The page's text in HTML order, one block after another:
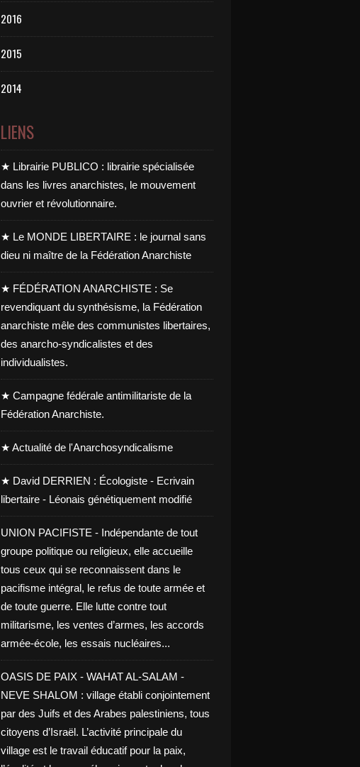
2016
2015
2014
LIENS
★ Librairie PUBLICO : librairie spécialisée
dans les livres anarchistes, le mouvement
ouvrier et révolutionnaire.
★ Le MONDE LIBERTAIRE : le journal sans
dieu ni maître de la Fédération Anarchiste
★ FÉDÉRATION ANARCHISTE : Se
revendiquant du synthésisme, la Fédération
anarchiste mêle des communistes libertaires,
des anarcho-syndicalistes et des
individualistes.
★ Campagne fédérale antimilitariste de la
Fédération Anarchiste.
★ Actualité de l'Anarchosyndicalisme
★ David DERRIEN : Écologiste - Ecrivain
libertaire - Léonais génétiquement modifié
UNION PACIFISTE - Indépendante de tout
groupe politique ou religieux, elle accueille
tous ceux qui se reconnaissent dans le
pacifisme intégral, le refus de toute armée et
de toute guerre. Elle lutte contre tout
militarisme, les ventes d’armes, les accords
armée-école, les essais nucléaires...
OASIS DE PAIX - WAHAT AL-SALAM -
NEVE SHALOM : village établi conjointement
par des Juifs et des Arabes palestiniens, tous
citoyens d’Israël. L’activité principale du
village est le travail éducatif pour la paix,